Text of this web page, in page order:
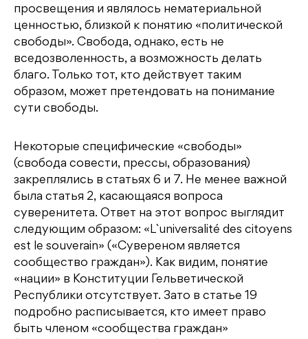
просвещения и являлось нематериальной
ценностью, близкой к понятию «политической
свободы». Свобода, однако, есть не
вседозволенность, а возможность делать
благо. Только тот, кто действует таким
образом, может претендовать на понимание
сути свободы.
Некоторые специфические «свободы»
(свобода совести, прессы, образования)
закреплялись в статьях 6 и 7. Не менее важной
была статья 2, касающаяся вопроса
суверенитета. Ответ на этот вопрос выглядит
следующим образом: «L`universalité des citoyens
est le souverain» («Сувереном является
сообщество граждан»). Как видим, понятие
«нации» в Конституции Гельветической
Республики отсутствует. Зато в статье 19
подробно расписывается, кто имеет право
быть членом «сообщества граждан»